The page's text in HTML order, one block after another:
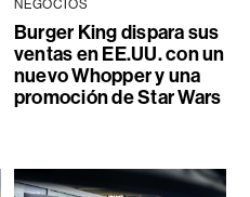
NEGOCIOS
Burger King dispara sus
ventas en EE.UU. con un
nuevo Whopper y una
promoción de Star Wars